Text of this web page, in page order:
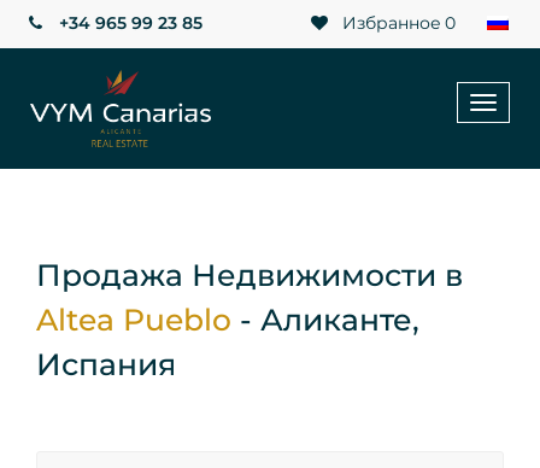
Избранное 0
+34 965 99 23 85
Продажа Недвижимости в
Altea Pueblo - Аликанте,
Испания